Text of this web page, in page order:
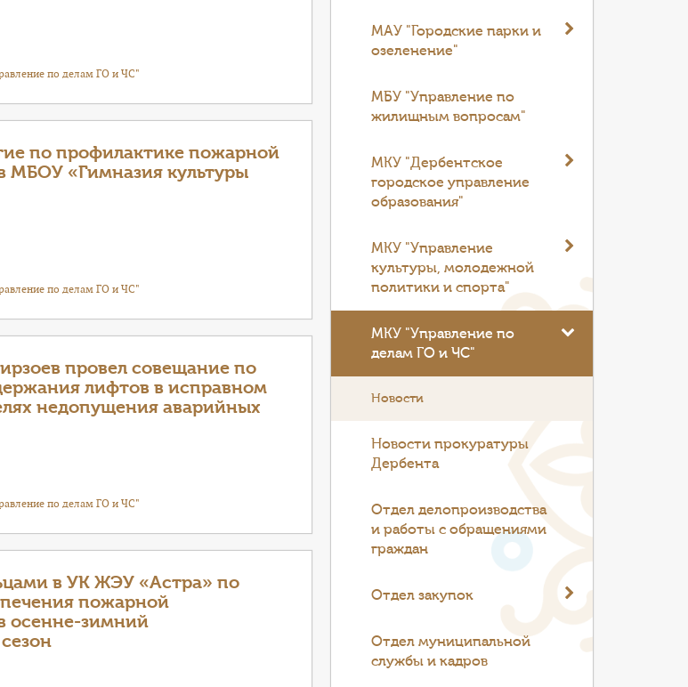
по делам ГО и ЧС"
по профилактике пожарной
МБОУ «Гимназия культуры
по делам ГО и ЧС"
провел совещание по
лифтов в исправном
недопущения аварийных
по делам ГО и ЧС"
в УК ЖЭУ «Астра» по
пожарной
осенне-зимний
МАУ "Городские парки и
озеленение"
МБУ "Управление по
жилищным вопросам"
МКУ "Дербентское
городское управление
образования"
МКУ "Управление
культуры, молодежной
политики и спорта"
МКУ "Управление по
делам ГО и ЧС"
Новости
Новости прокуратуры
Дербента
Отдел делопроизводства
и работы с обращениями
граждан
Отдел закупок
Отдел муниципальной
службы и кадров